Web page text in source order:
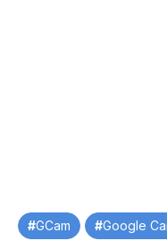
TagGCam Google